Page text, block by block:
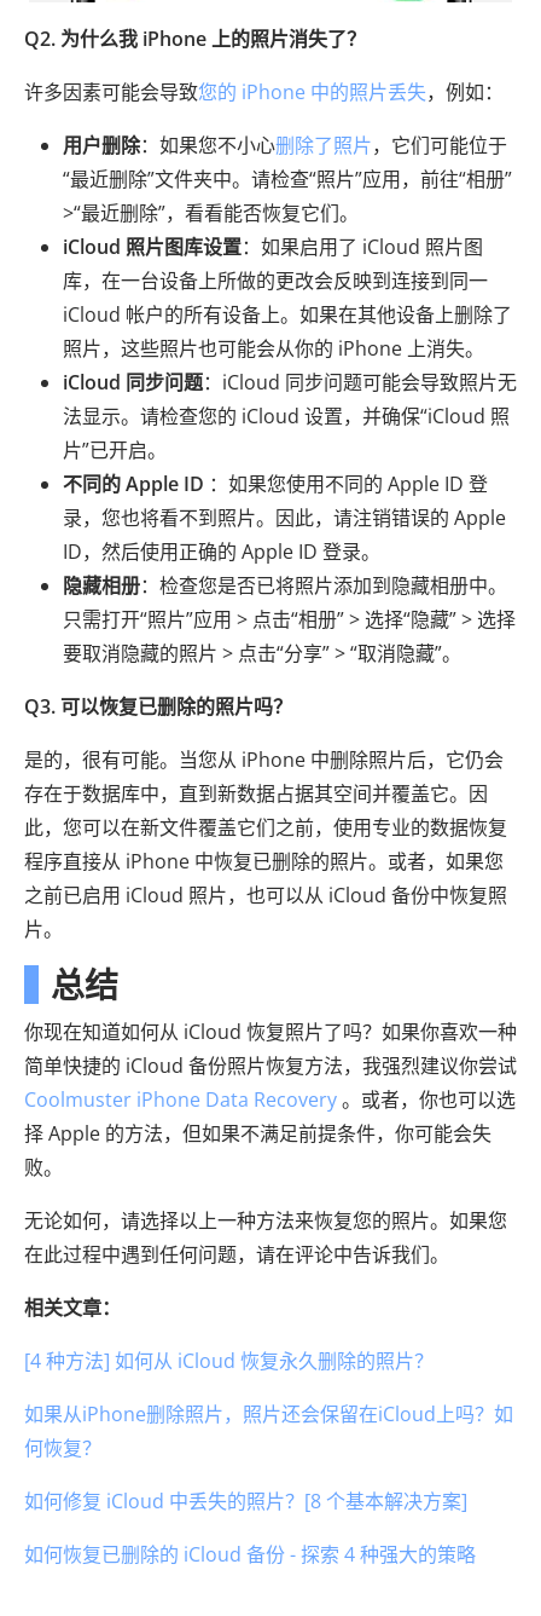
Q2. 为什么我 iPhone 上的照片消失了？
许多因素可能会导致您的 iPhone 中的照片丢失，例如：
用户删除：如果您不小心删除了照片，它们可能位于
“最近删除”文件夹中。请检查“照片”应用，前往“相册”
>“最近删除”，看看能否恢复它们。
iCloud 照片图库设置：如果启用了 iCloud 照片图
库，在一台设备上所做的更改会反映到连接到同一
iCloud 帐户的所有设备上。如果在其他设备上删除了
照片，这些照片也可能会从你的 iPhone 上消失。
iCloud 同步问题：iCloud 同步问题可能会导致照片无
法显示。请检查您的 iCloud 设置，并确保“iCloud 照
片”已开启。
不同的 Apple ID ：如果您使用不同的 Apple ID 登
录，您也将看不到照片。因此，请注销错误的 Apple
ID，然后使用正确的 Apple ID 登录。
隐藏相册：检查您是否已将照片添加到隐藏相册中。
只需打开“照片”应用 > 点击“相册” > 选择“隐藏” > 选择
要取消隐藏的照片 > 点击“分享” > “取消隐藏”。
Q3. 可以恢复已删除的照片吗？
是的，很有可能。当您从 iPhone 中删除照片后，它仍会
存在于数据库中，直到新数据占据其空间并覆盖它。因
此，您可以在新文件覆盖它们之前，使用专业的数据恢复
程序直接从 iPhone 中恢复已删除的照片。或者，如果您
之前已启用 iCloud 照片，也可以从 iCloud 备份中恢复照
片。
总结
你现在知道如何从 iCloud 恢复照片了吗？如果你喜欢一种
简单快捷的 iCloud 备份照片恢复方法，我强烈建议你尝试
Coolmuster iPhone Data Recovery。或者，你也可以选
择 Apple 的方法，但如果不满足前提条件，你可能会失
败。
无论如何，请选择以上一种方法来恢复您的照片。如果您
在此过程中遇到任何问题，请在评论中告诉我们。
相关文章：
[4 种方法] 如何从 iCloud 恢复永久删除的照片？
如果从iPhone删除照片，照片还会保留在iCloud上吗？如
何恢复？
如何修复 iCloud 中丢失的照片？[8 个基本解决方案]
如何恢复已删除的 iCloud 备份 - 探索 4 种强大的策略